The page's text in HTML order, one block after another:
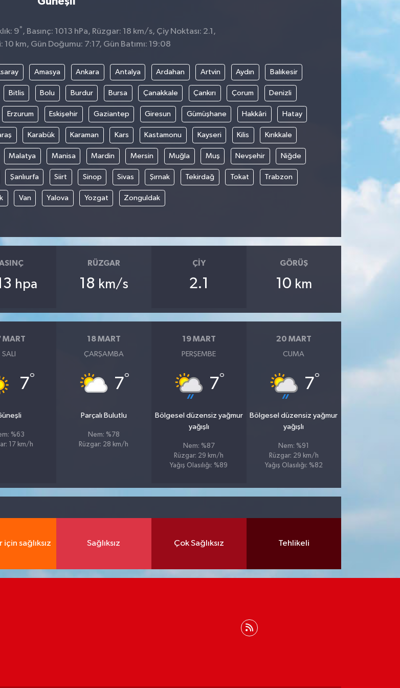
9° , Basınç: 1013 hPa, Rüzgar: 18 km/s, Çiy Noktası: 2.1,
km, Gün Doğumu: 7:17, Gün Batımı: 19:08
Amasya Ankara Antalya Ardahan Artvin Aydın Balıkesir
Bitlis Bolu Burdur Bursa Çanakkale Çankırı Çorum Denizli
Erzurum Eskişehir Gaziantep Giresun Gümüşhane Hakkâri Hatay
Karabük Karaman Kars Kastamonu Kayseri Kilis Kırıkkale
Malatya Manisa Mardin Mersin Muğla Muş Nevşehir Niğde
Şanlıurfa Siirt Sinop Sivas Şırnak Tekirdağ Tokat Trabzon
Van Yalova Yozgat Zonguldak
hpa
RÜZGAR
18 km/s
ÇIY
2.1
GÖRÜŞ
10 km
MART
SALI
7°
%63
17 km/h
18 MART
ÇARŞAMBA
7°
Parçalı Bulutlu
Nem: %78
Rüzgar: 28 km/h
19 MART
PERŞEMBE
7°
Bölgesel düzensiz yağmur
yağışlı
Nem: %87
Rüzgar: 29 km/h
Yağış Olasılığı: %89
20 MART
CUMA
7°
Bölgesel düzensiz yağmur
yağışlı
Nem: %91
Rüzgar: 29 km/h
Yağış Olasılığı: %82
için sağlıksız Sağlıksız Çok Sağlıksız Tehlikeli